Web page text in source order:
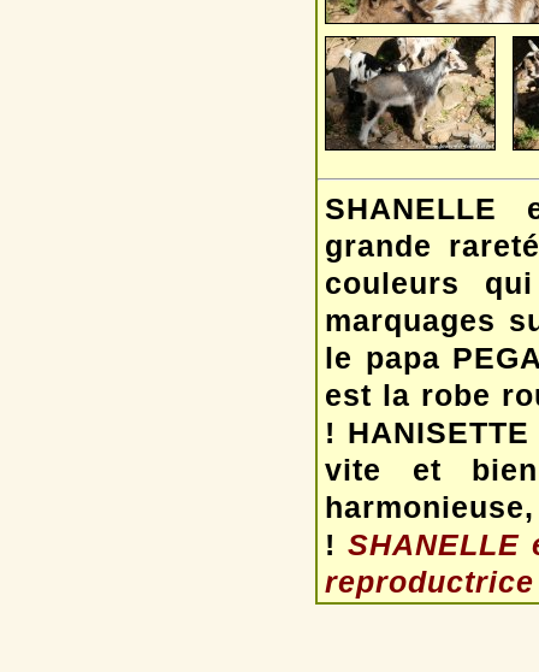
grande
couleurs
marquages
le papa
est la robe
!
vite et
!
reproductrice